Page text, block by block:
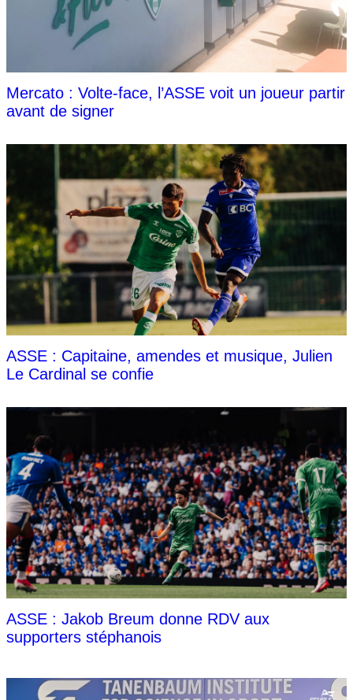
Mercato : Volte-face, l’ASSE voit un joueur partir
avant de signer
ASSE : Capitaine, amendes et musique, Julien
Le Cardinal se confie
ASSE : Jakob Breum donne RDV aux
supporters stéphanois